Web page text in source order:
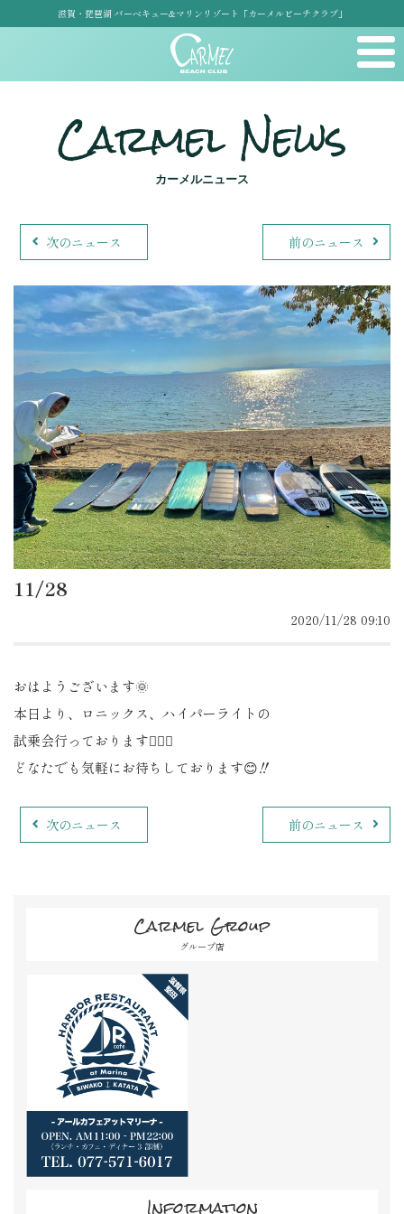
滋賀・琵琶湖 バーベキュー&マリンリゾート「カーメルビーチクラブ」
Carmel News
カーメルニュース
次のニュース 前のニュース
11/28
2020/11/28 09:10
おはようございます🌞
本日より、ロニックス、ハイパーライトの
試乗会行っております🏄‍♂️🌈
どなたでも気軽にお待ちしております😊‼️
次のニュース 前のニュース
Carmel Group
グループ店
Information